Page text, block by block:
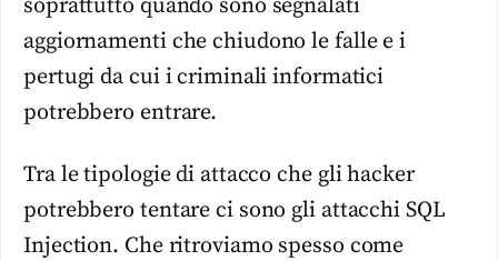
soprattutto quando sono segnalati
aggiornamenti che chiudono le falle e i
pertugi da cui i criminali informatici
potrebbero entrare.
Tra le tipologie di attacco che gli hacker
potrebbero tentare ci sono gli attacchi SQL
Injection. Che ritroviamo spesso come